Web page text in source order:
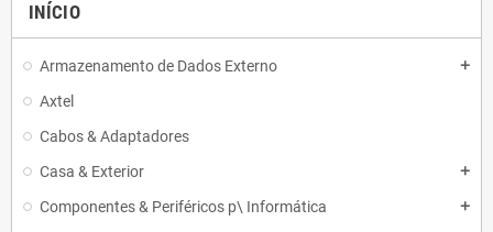
INÍCIO
Armazenamento de Dados Externo add
Axtel
Cabos & Adaptadores
Casa & Exterior
add
Componentes & Periféricos p\ Informática add